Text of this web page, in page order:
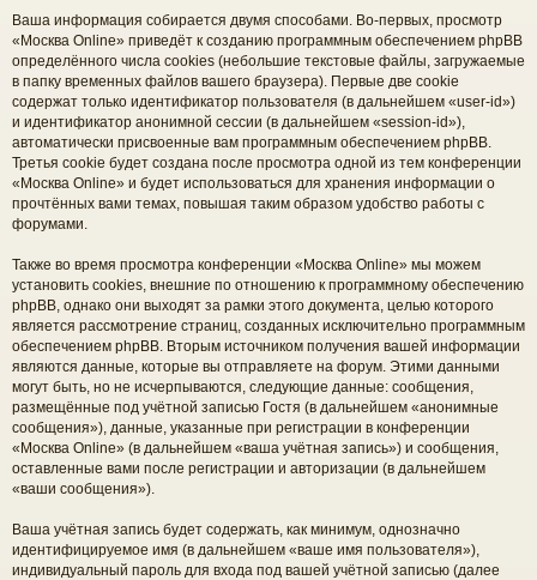
Ваша информация собирается двумя способами. Во-первых, просмотр
«Москва Online» приведёт к созданию программным обеспечением phpBB
определённого числа cookies (небольшие текстовые файлы, загружаемые
в папку временных файлов вашего браузера). Первые две cookie
содержат только идентификатор пользователя (в дальнейшем «user-id»)
и идентификатор анонимной сессии (в дальнейшем «session-id»),
автоматически присвоенные вам программным обеспечением phpBB.
Третья cookie будет создана после просмотра одной из тем конференции
«Москва Online» и будет использоваться для хранения информации о
прочтённых вами темах, повышая таким образом удобство работы с
форумами.
Также во время просмотра конференции «Москва Online» мы можем
установить cookies, внешние по отношению к программному обеспечению
phpBB, однако они выходят за рамки этого документа, целью которого
является рассмотрение страниц, созданных исключительно программным
обеспечением phpBB. Вторым источником получения вашей информации
являются данные, которые вы отправляете на форум. Этими данными
могут быть, но не исчерпываются, следующие данные: сообщения,
размещённые под учётной записью Гостя (в дальнейшем «анонимные
сообщения»), данные, указанные при регистрации в конференции
«Москва Online» (в дальнейшем «ваша учётная запись») и сообщения,
оставленные вами после регистрации и авторизации (в дальнейшем
«ваши сообщения»).
Ваша учётная запись будет содержать, как минимум, однозначно
идентифицируемое имя (в дальнейшем «ваше имя пользователя»),
индивидуальный пароль для входа под вашей учётной записью (далее